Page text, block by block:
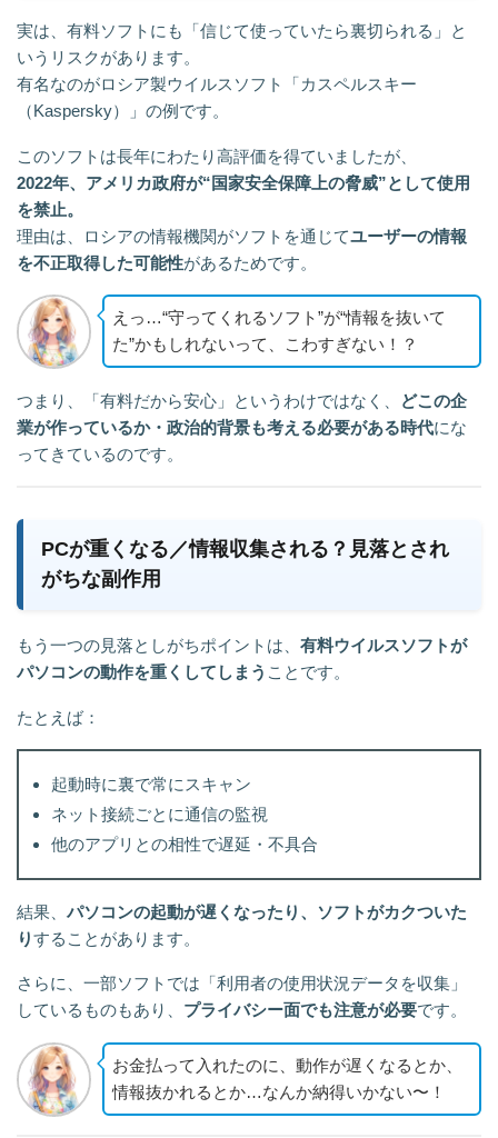
実は、有料ソフトにも「信じて使っていたら裏切られる」と
いうリスクがあります。
有名なのがロシア製ウイルスソフト「カスペルスキー
（Kaspersky）」の例です。
このソフトは長年にわたり高評価を得ていましたが、
2022年、アメリカ政府が“国家安全保障上の脅威”として使用
を禁止。
理由は、ロシアの情報機関がソフトを通じてユーザーの情報
を不正取得した可能性があるためです。
えっ…“守ってくれるソフト”が“情報を抜いて
た”かもしれないって、こわすぎない！？
つまり、「有料だから安心」というわけではなく、
どこの企
業が作っているか・政治的背景も考える必要がある時代にな
ってきているのです。
PCが重くなる／情報収集される？見落とされ
がちな副作用
もう一つの見落としがちポイントは、 有料ウイルスソフトが
パソコンの動作を重くしてしまう ことです。
たとえば：
起動時に裏で常にスキャン
ネット接続ごとに通信の監視
他のアプリとの相性で遅延・不具合
結果、 パソコンの起動が遅くなったり、ソフトがカクついた
りすることがあります。
さらに、一部ソフトでは「利用者の使用状況データを収集」
しているものもあり、 プライバシー面でも注意が必要です。
お金払って入れたのに、動作が遅くなるとか、
情報抜かれるとか…なんか納得いかない〜！